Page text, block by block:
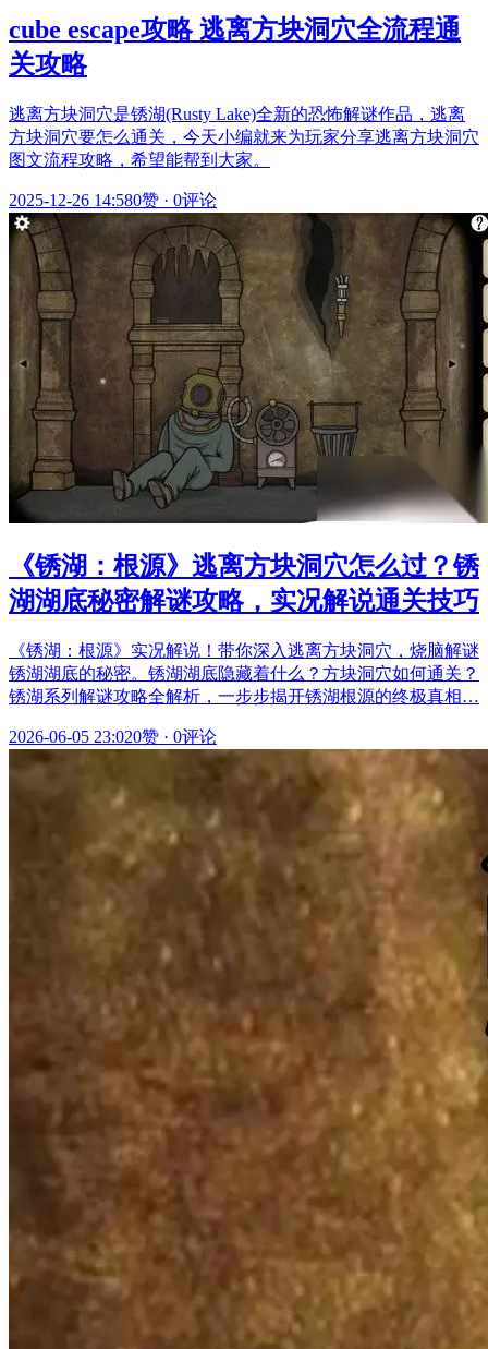
cube escape攻略 逃离方块洞穴全流程通
关攻略
逃离方块洞穴是锈湖(Rusty Lake)全新的恐怖解谜作品，逃离
方块洞穴要怎么通关，今天小编就来为玩家分享逃离方块洞穴
图文流程攻略，希望能帮到大家。
2025-12-26 14:580赞 · 0评论
《锈湖：根源》逃离方块洞穴怎么过？锈
湖湖底秘密解谜攻略，实况解说通关技巧
《锈湖：根源》实况解说！带你深入逃离方块洞穴，烧脑解谜
锈湖湖底的秘密。锈湖湖底隐藏着什么？方块洞穴如何通关？
锈湖系列解谜攻略全解析，一步步揭开锈湖根源的终极真相…
2026-06-05 23:020赞 · 0评论